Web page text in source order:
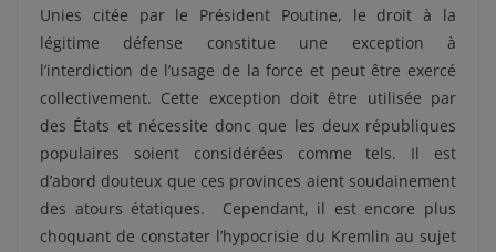
Unies citée par le Président Poutine, le droit à la
légitime défense constitue une exception à
l’interdiction de l’usage de la force et peut être exercé
collectivement. Cette exception doit être utilisée par
des États et nécessite donc que les deux républiques
populaires soient considérées comme tels. Il est
d’abord douteux que ces provinces aient soudainement
des atours étatiques. Cependant, il est encore plus
choquant de constater l’hypocrisie du Kremlin au sujet